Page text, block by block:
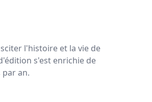
l'histoire et la vie de
s'est enrichie de
an.